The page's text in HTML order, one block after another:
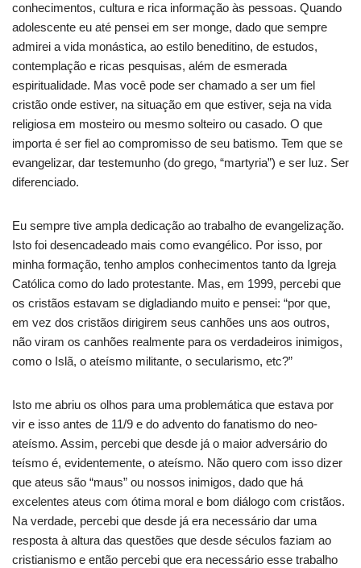
conhecimentos, cultura e rica informação às pessoas. Quando
adolescente eu até pensei em ser monge, dado que sempre
admirei a vida monástica, ao estilo beneditino, de estudos,
contemplação e ricas pesquisas, além de esmerada
espiritualidade. Mas você pode ser chamado a ser um fiel
cristão onde estiver, na situação em que estiver, seja na vida
religiosa em mosteiro ou mesmo solteiro ou casado. O que
importa é ser fiel ao compromisso de seu batismo. Tem que se
evangelizar, dar testemunho (do grego, “martyria”) e ser luz. Ser
diferenciado.
Eu sempre tive ampla dedicação ao trabalho de evangelização.
Isto foi desencadeado mais como evangélico. Por isso, por
minha formação, tenho amplos conhecimentos tanto da Igreja
Católica como do lado protestante. Mas, em 1999, percebi que
os cristãos estavam se digladiando muito e pensei: “por que,
em vez dos cristãos dirigirem seus canhões uns aos outros,
não viram os canhões realmente para os verdadeiros inimigos,
como o Islã, o ateísmo militante, o secularismo, etc?”
Isto me abriu os olhos para uma problemática que estava por
vir e isso antes de 11/9 e do advento do fanatismo do neo-
ateísmo. Assim, percebi que desde já o maior adversário do
teísmo é, evidentemente, o ateísmo. Não quero com isso dizer
que ateus são “maus” ou nossos inimigos, dado que há
excelentes ateus com ótima moral e bom diálogo com cristãos.
Na verdade, percebi que desde já era necessário dar uma
resposta à altura das questões que desde séculos faziam ao
cristianismo e então percebi que era necessário esse trabalho